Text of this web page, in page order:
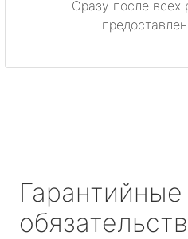
метро Каширская
метро Нагорная
Сразу после всех
Гарантийные